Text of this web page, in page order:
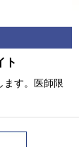
ト
ます。医師限